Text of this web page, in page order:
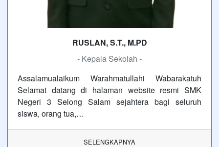
RUSLAN, S.T., M.PD
- Kepala Sekolah -
Assalamualaikum Warahmatullahi Wabarakatuh
Selamat datang di halaman website resmi SMK
Negeri 3 Selong Salam sejahtera bagi seluruh
siswa, orang tua,…
SELENGKAPNYA